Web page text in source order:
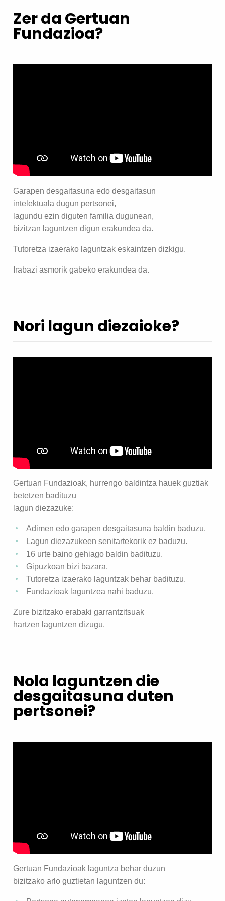
Zer da Gertuan
Fundazioa?
Garapen desgaitasuna edo desgaitasun
intelektuala dugun pertsonei,
lagundu ezin diguten familia dugunean,
bizitzan laguntzen digun erakundea da.
Tutoretza izaerako laguntzak eskaintzen dizkigu.
Irabazi asmorik gabeko erakundea da.
Nori lagun diezaioke?
Gertuan Fundazioak, hurrengo baldintza hauek guztiak
betetzen badituzu
lagun diezazuke:
Adimen edo garapen desgaitasuna baldin baduzu.
Lagun diezazukeen senitartekorik ez baduzu.
16 urte baino gehiago baldin badituzu.
Gipuzkoan bizi bazara.
Tutoretza izaerako laguntzak behar badituzu.
Fundazioak laguntzea nahi baduzu.
Zure bizitzako erabaki garrantzitsuak
hartzen laguntzen dizugu.
Nola laguntzen die
desgaitasuna duten
pertsonei?
Gertuan Fundazioak laguntza behar duzun
bizitzako arlo guztietan laguntzen du: